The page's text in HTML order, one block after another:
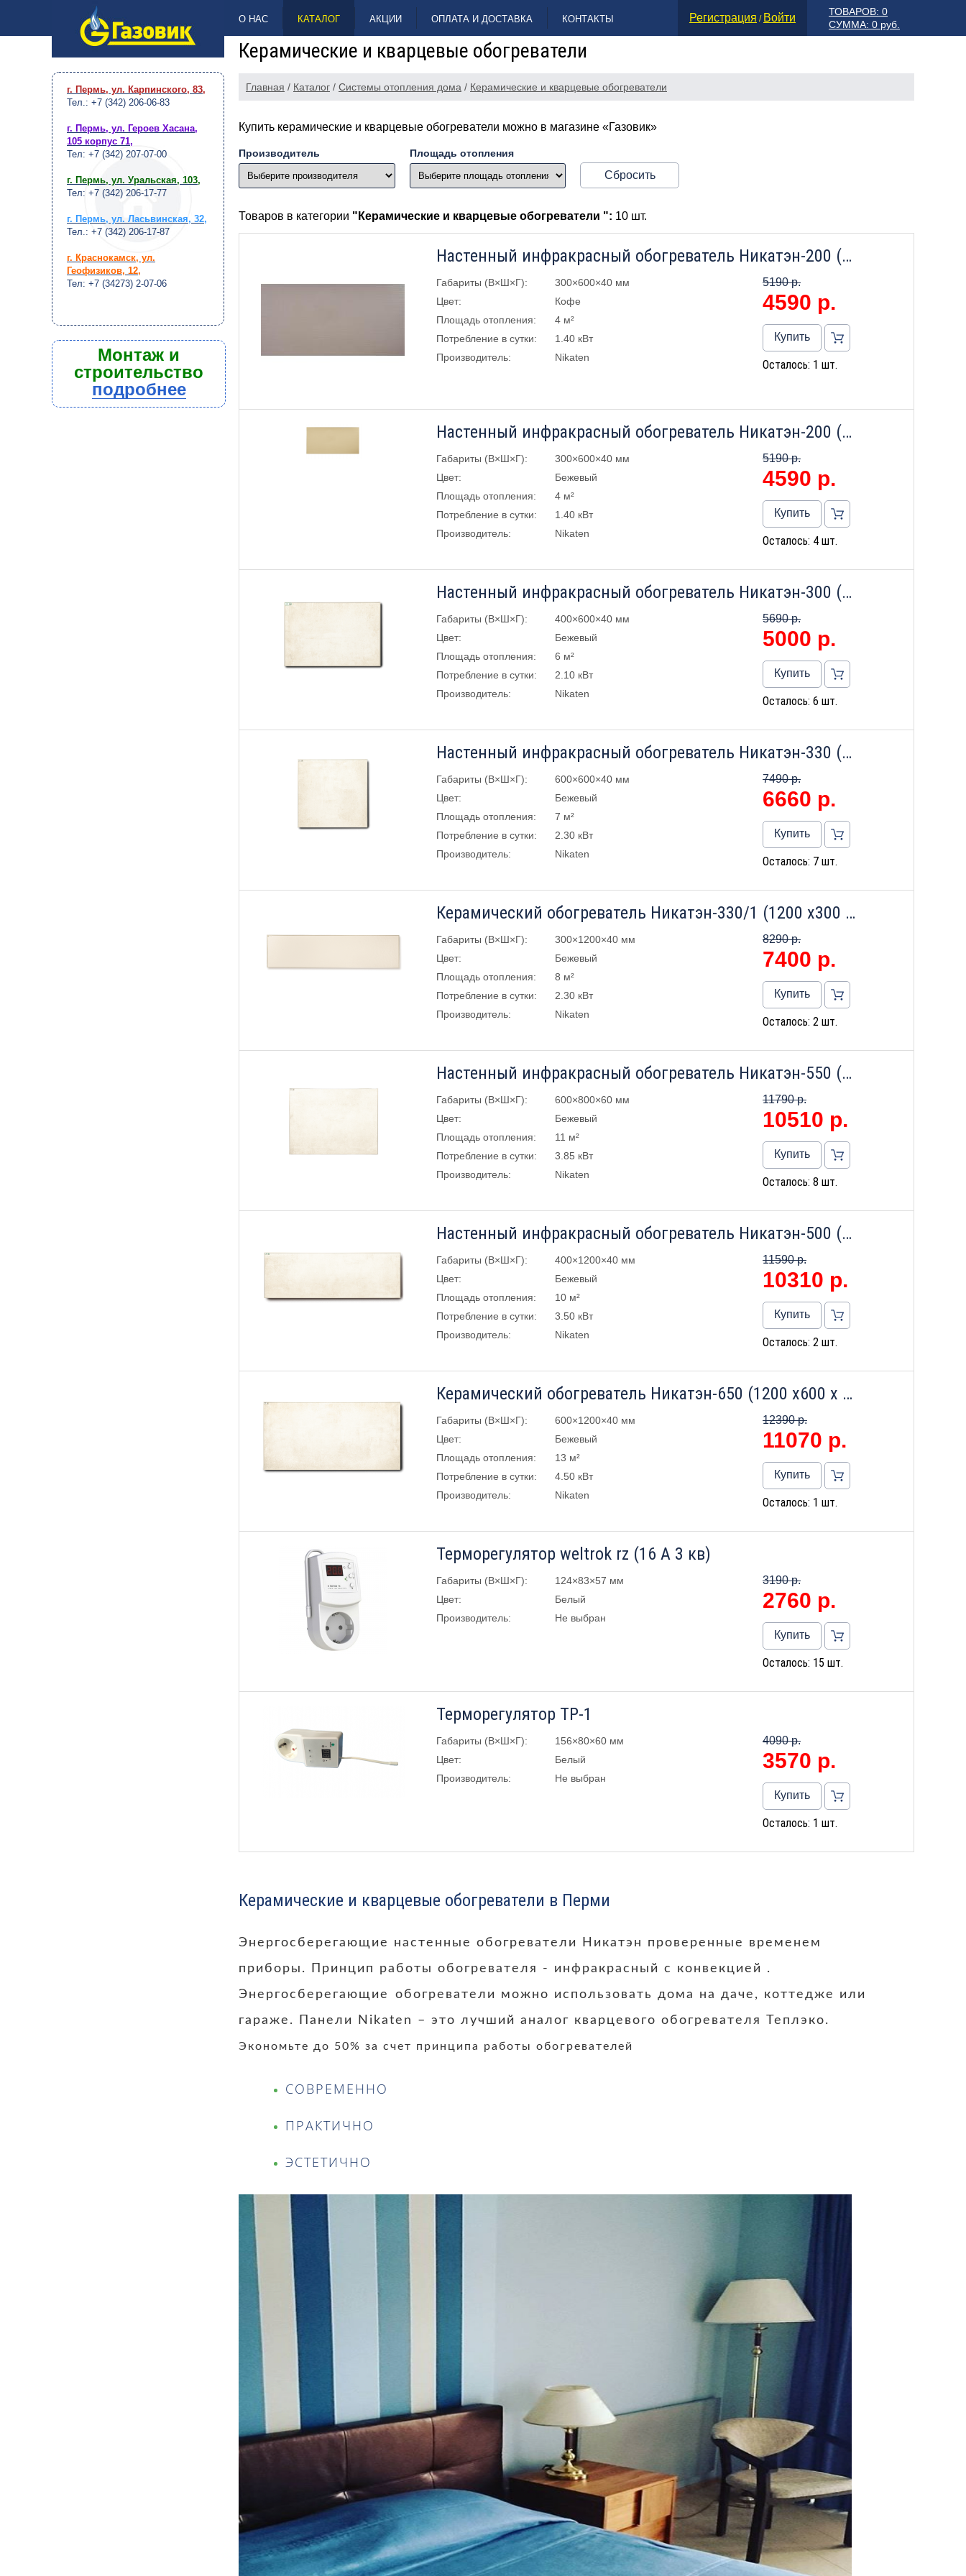
НАВЕРХ
О НАС КАТАЛОГ АКЦИИ ОПЛАТА И ДОСТАВКА КОНТАКТЫ
ТОВАРОВ: 0
СУММА: 0 руб.
Регистрация / Войти
Керамические и кварцевые обогреватели
Главная / Каталог / Системы отопления дома / Керамические и кварцевые обогреватели
Купить керамические и кварцевые обогреватели можно в магазине «Газовик»
Производитель Площадь отопления
Сбросить
Товаров в категории "Керамические и кварцевые обогреватели ": 10 шт.
Настенный инфракрасный обогреватель Никатэн-200 (600х300х40) (кофе)
Габариты (В×Ш×Г):
300×600×40 мм
Цвет:
Кофе
Площадь отопления:
4 м²
Потребление в сутки:
1.40 кВт
Производитель:
Nikaten
5190 р.
4590 р.
Купить
Осталось: 1 шт.
Настенный инфракрасный обогреватель Никатэн-200 (600х300х40) (бежевый.)
Габариты (В×Ш×Г):
300×600×40 мм
Цвет:
Бежевый
Площадь отопления:
4 м²
Потребление в сутки:
1.40 кВт
Производитель:
Nikaten
5190 р.
4590 р.
Купить
Осталось: 4 шт.
Настенный инфракрасный обогреватель Никатэн-300 (600х400 х 40) (бежевый)
Габариты (В×Ш×Г):
400×600×40 мм
Цвет:
Бежевый
Площадь отопления:
6 м²
Потребление в сутки:
2.10 кВт
Производитель:
Nikaten
5690 р.
5000 р.
Купить
Осталось: 6 шт.
Настенный инфракрасный обогреватель Никатэн-330 (600 х600 х 40) (беж.эко.)
Габариты (В×Ш×Г):
600×600×40 мм
Цвет:
Бежевый
Площадь отопления:
7 м²
Потребление в сутки:
2.30 кВт
Производитель:
Nikaten
7490 р.
6660 р.
Купить
Осталось: 7 шт.
Керамический обогреватель Никатэн-330/1 (1200 х300 х 40) (бежевый.)
Габариты (В×Ш×Г):
300×1200×40 мм
Цвет:
Бежевый
Площадь отопления:
8 м²
Потребление в сутки:
2.30 кВт
Производитель:
Nikaten
8290 р.
7400 р.
Купить
Осталось: 2 шт.
Настенный инфракрасный обогреватель Никатэн-550 (бежевый)
Габариты (В×Ш×Г):
600×800×60 мм
Цвет:
Бежевый
Площадь отопления:
11 м²
Потребление в сутки:
3.85 кВт
Производитель:
Nikaten
11790 р.
10510 р.
Купить
Осталось: 8 шт.
Настенный инфракрасный обогреватель Никатэн-500 (1200х400х 40) (бежевый)
Габариты (В×Ш×Г):
400×1200×40 мм
Цвет:
Бежевый
Площадь отопления:
10 м²
Потребление в сутки:
3.50 кВт
Производитель:
Nikaten
11590 р.
10310 р.
Купить
Осталось: 2 шт.
Керамический обогреватель Никатэн-650 (1200 х600 х 40) (бежевый)
Габариты (В×Ш×Г):
600×1200×40 мм
Цвет:
Бежевый
Площадь отопления:
13 м²
Потребление в сутки:
4.50 кВт
Производитель:
Nikaten
12390 р.
11070 р.
Купить
Осталось: 1 шт.
Терморегулятор weltrok rz (16 А 3 кв)
Габариты (В×Ш×Г):
124×83×57 мм
Цвет:
Белый
Производитель:
Не выбран
3190 р.
2760 р.
Купить
Осталось: 15 шт.
Терморегулятор TP-1
Габариты (В×Ш×Г):
156×80×60 мм
Цвет:
Белый
Производитель:
Не выбран
4090 р.
3570 р.
Купить
Осталось: 1 шт.
Керамические и кварцевые обогреватели в Перми
Энергосберегающие настенные обогреватели Никатэн проверенные временем
приборы. Принцип работы обогревателя - инфракрасный с конвекцией .
Энергосберегающие
обогреватели можно использовать дома на даче, коттедже или
гараже. Панели Nikaten – это лучший аналог кварцевого обогревателя Теплэко.
Экономьте до 50% за счет принципа работы обогревателей
СОВРЕМЕННО
ПРАКТИЧНО
ЭСТЕТИЧНО
г. Пермь, ул. Карпинского, 83,
Тел.: +7 (342) 206-06-83
г. Пермь, ул. Героев Хасана,
105 корпус 71,
Тел: +7 (342) 207-07-00
г. Пермь, ул. Уральская, 103,
Тел: +7 (342) 206-17-77
г. Пермь, ул. Ласьвинская, 32,
Тел.: +7 (342) 206-17-87
г. Краснокамск, ул.
Геофизиков, 12,
Тел: +7 (34273) 2-07-06
Монтаж и
строительство
подробнее